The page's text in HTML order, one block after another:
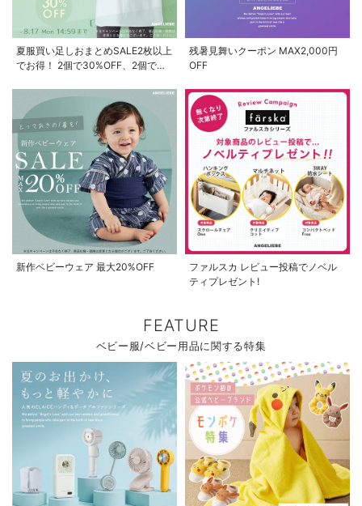
夏服買い足しおまとめSALE2枚以上
でお得！ 2個で30%OFF、2個で
残暑見舞いクーポン MAX2,000円
OFF
新作ベビーウェア 最大20%OFF
ファルスカ レビュー投稿でノベル
ティプレゼント!
FEATURE
ベビー服/ベビー用品に関する特集